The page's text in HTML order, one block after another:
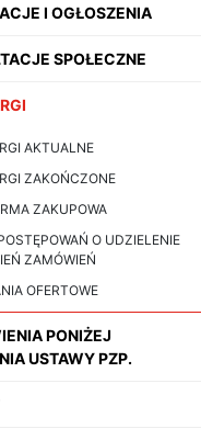
I OGŁOSZENIA
SPOŁECZNE
AKTUALNE
ZAKOŃCZONE
ZAKUPOWA
O UDZIELENIE
ZAMÓWIEŃ
OFERTOWE
PONIŻEJ
USTAWY PZP.